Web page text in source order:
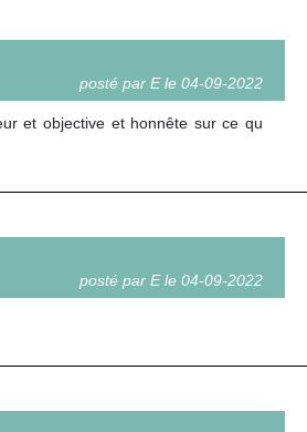
posté par E le 04-09-2022
et objective et honnête sur ce qu
posté par E le 04-09-2022